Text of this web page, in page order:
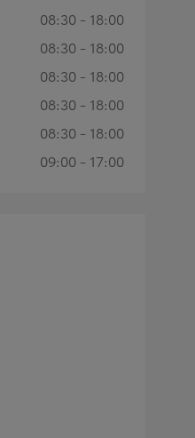
08:30 - 18:00
08:30 - 18:00
08:30 - 18:00
08:30 - 18:00
08:30 - 18:00
09:00 - 17:00